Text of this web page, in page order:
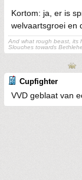
Kortom: ja, er is
welvaartsgroei en
And what rough beast, its
Slouches towards
Cupfighter
VVD geblaat van